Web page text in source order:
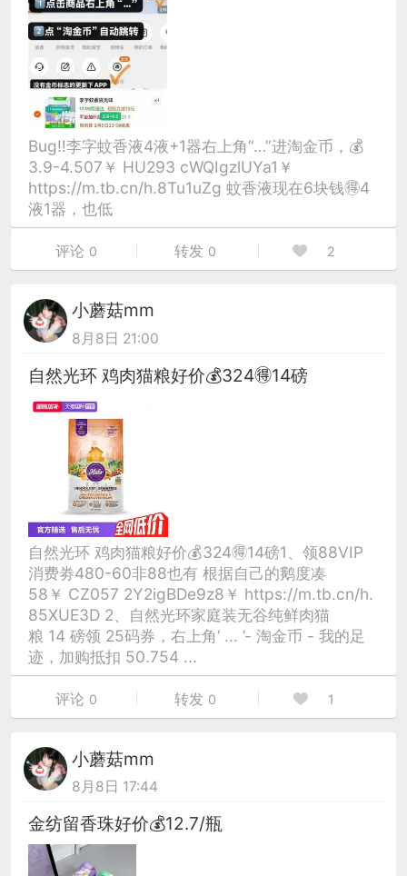
Bug‼李字蚊香液4液+1器右上角“…”进淘金币，💰
3.9-4.507￥ HU293 cWQIgzlUYa1￥
https://m.tb.cn/h.8Tu1uZg 蚊香液现在6块钱🉐4
液1器，也低
评论 0 转发 0 2
小蘑菇mm
8月8日 21:00
自然光环 鸡肉猫粮好价💰324🉐14磅
自然光环 鸡肉猫粮好价💰324🉐14磅1、领88VIP
消费劵480-60非88也有 根据自己的鹅度凑
58￥ CZ057 2Y2igBDe9z8￥ https://m.tb.cn/h.
85XUE3D 2、自然光环家庭装无谷纯鲜肉猫
粮 14 磅领 25码券，右上角‘ ... ’- 淘金币 - 我的足
迹，加购抵扣 50.754 ...
评论 0 转发 0 1
小蘑菇mm
8月8日 17:44
金纺留香珠好价💰12.7/瓶